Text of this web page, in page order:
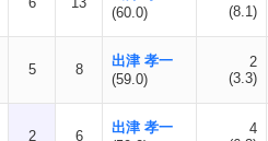
(60.0)
(8.1)
5 8
出津 孝一
(59.0)
2
(3.3)
2 6
出津 孝一
4